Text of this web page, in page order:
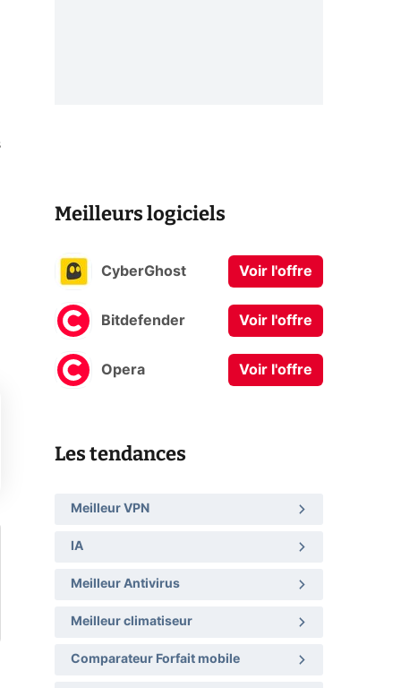
Meilleurs logiciels
CyberGhost Voir l'offre
Bitdefender Voir l'offre
Opera Voir l'offre
Les tendances
Meilleur VPN
IA
Meilleur Antivirus
Meilleur climatiseur
Comparateur Forfait mobile